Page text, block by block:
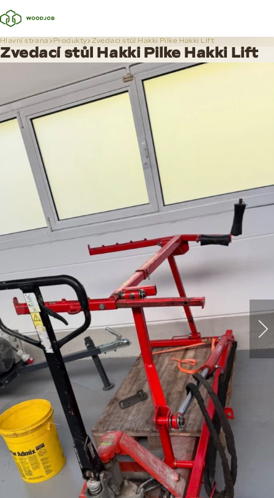
Hlavní strana Produkty Zvedací stůl Hakki Pilke Hakki Lift
Zvedací stůl Hakki Pilke Hakki Lift